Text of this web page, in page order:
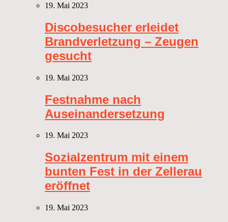
19. Mai 2023
Discobesucher erleidet
Brandverletzung – Zeugen
gesucht
19. Mai 2023
Festnahme nach
Auseinandersetzung
19. Mai 2023
Sozialzentrum mit einem
bunten Fest in der Zellerau
eröffnet
19. Mai 2023